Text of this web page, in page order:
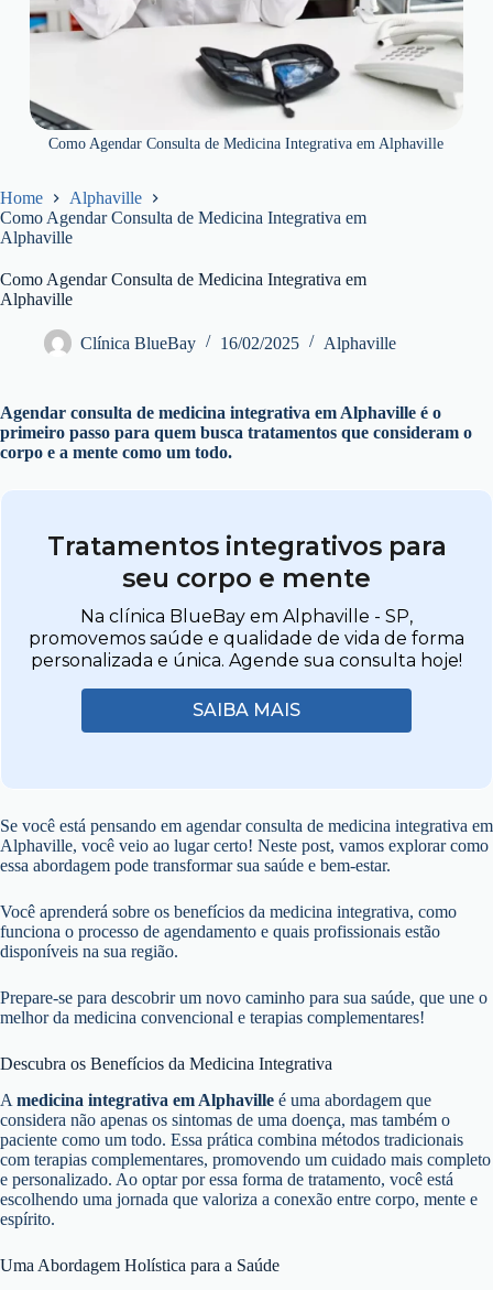
Como Agendar Consulta de Medicina Integrativa em Alphaville
Home
Alphaville
Como Agendar Consulta de Medicina Integrativa em
Alphaville
Como Agendar Consulta de Medicina Integrativa em
Alphaville
Clínica BlueBay 16/02/2025 Alphaville
Agendar consulta de medicina integrativa em Alphaville é o
primeiro passo para quem busca tratamentos que consideram o
corpo e a mente como um todo.
Tratamentos integrativos para
seu corpo e mente
Na clínica BlueBay em Alphaville - SP,
promovemos saúde e qualidade de vida de forma
personalizada e única. Agende sua consulta hoje!
SAIBA MAIS
Se você está pensando em agendar consulta de medicina integrativa em
Alphaville, você veio ao lugar certo! Neste post, vamos explorar como
essa abordagem pode transformar sua saúde e bem-estar.
Você aprenderá sobre os benefícios da medicina integrativa, como
funciona o processo de agendamento e quais profissionais estão
disponíveis na sua região.
Prepare-se para descobrir um novo caminho para sua saúde, que une o
melhor da medicina convencional e terapias complementares!
Descubra os Benefícios da Medicina Integrativa
A medicina integrativa em Alphaville é uma abordagem que
considera não apenas os sintomas de uma doença, mas também o
paciente como um todo. Essa prática combina métodos tradicionais
com terapias complementares, promovendo um cuidado mais completo
e personalizado. Ao optar por essa forma de tratamento, você está
escolhendo uma jornada que valoriza a conexão entre corpo, mente e
espírito.
Uma Abordagem Holística para a Saúde